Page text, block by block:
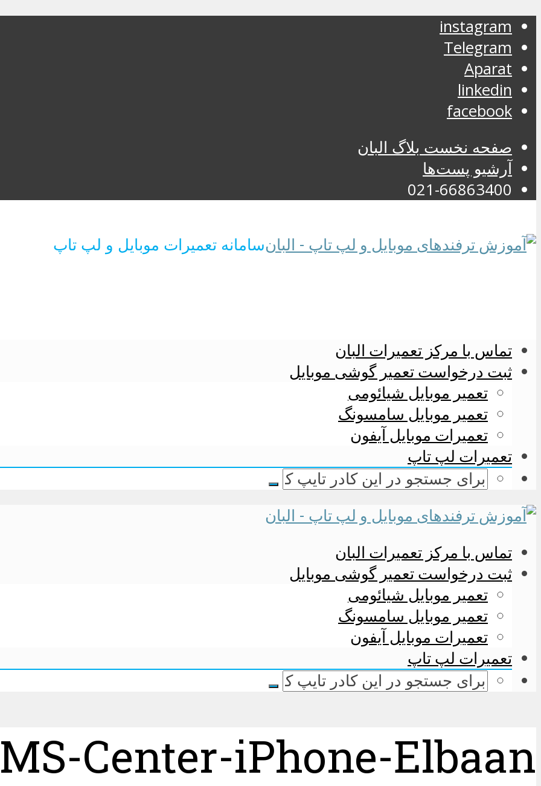
instagram
Telegram
Aparat
linkedin
facebook
صفحه نخست بلاگ البان
آرشیو پست‌ها
021-66863400
سامانه تعمیرات موبایل و لپ تاپ
تماس با مرکز تعمیرات البان
ثبت درخواست تعمیر گوشی موبایل
تعمیر موبایل شیائومی
تعمیر موبایل سامسونگ
تعمیرات موبایل آیفون
تعمیرات لپ تاپ
تماس با مرکز تعمیرات البان
ثبت درخواست تعمیر گوشی موبایل
تعمیر موبایل شیائومی
تعمیر موبایل سامسونگ
تعمیرات موبایل آیفون
تعمیرات لپ تاپ
Center-iPhone-Elbaan